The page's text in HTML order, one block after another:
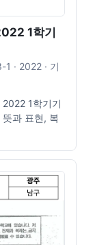
1학기
· 2022 · 기
1학기기
뜻과 표현, 복